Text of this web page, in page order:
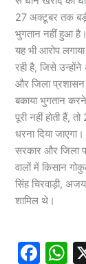
27 अक्टूबर तक
भुगतान नहीं हुआ
यह भी आरोप
रही है, जिसे उन्होंने
और जिला
बकाया भुगतान करने
पूरी नहीं होती हैं,
धरना दिया
सरकार और जिला
वालों में किसान
सिंह चिरवाड़ी,
शामिल थे।
F